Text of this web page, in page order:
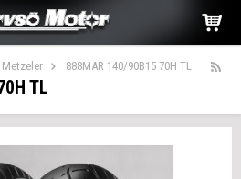
Metzeler 888MAR 140/90B15 70H TL
TL